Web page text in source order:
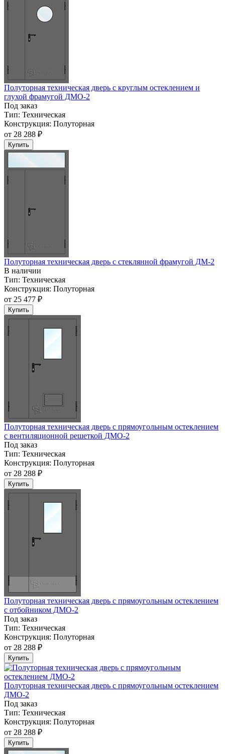
Полуторная техническая дверь с круглым остеклением и
глухой фрамугой ДМО-2
Под заказ
Тип: Техническая
Конструкция: Полуторная
от 28 288 ₽
Купить
Полуторная техническая дверь с стеклянной фрамугой ДМ-2
В наличии
Тип: Техническая
Конструкция: Полуторная
от 25 477 ₽
Купить
Полуторная техническая дверь с прямоугольным остеклением
с вентиляционной решеткой ДМО-2
Под заказ
Тип: Техническая
Конструкция: Полуторная
от 28 288 ₽
Купить
Полуторная техническая дверь с прямоугольным остеклением
с отбойником ДМО-2
Под заказ
Тип: Техническая
Конструкция: Полуторная
от 28 288 ₽
Купить
Полуторная техническая дверь с прямоугольным остеклением
ДМО-2
Под заказ
Тип: Техническая
Конструкция: Полуторная
от 28 288 ₽
Купить